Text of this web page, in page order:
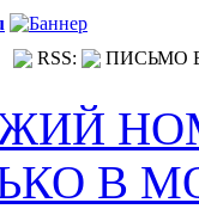
RSS: ПИСЬМО
В